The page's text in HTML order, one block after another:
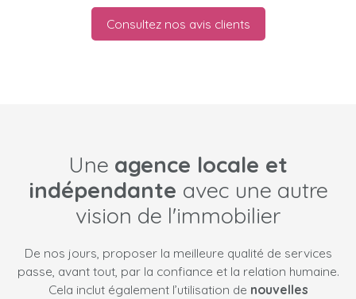
Consultez nos avis clients
Une agence locale et
indépendante avec une autre
vision de l'immobilier
De nos jours, proposer la meilleure qualité de services
passe, avant tout, par la confiance et la relation humaine.
Cela inclut également l’utilisation de nouvelles